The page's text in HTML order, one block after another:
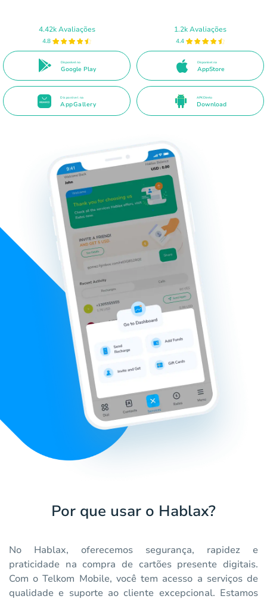
4.42k Avaliações
4.8
Disponível no
Google Play
1.2k Avaliações
4.4
Disponível na
AppStore
Disponível na
AppGallery
APK Direto
Download
Por que usar o Hablax?
No Hablax, oferecemos segurança, rapidez e
praticidade na compra de cartões presente digitais.
Com o Telkom Mobile, você tem acesso a serviços de
qualidade e suporte ao cliente excepcional. Estamos